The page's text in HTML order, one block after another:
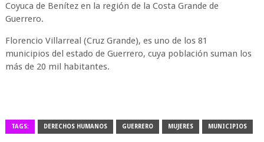
Coyuca de Benítez en la región de la Costa Grande de
Guerrero.
Florencio Villarreal (Cruz Grande), es uno de los 81
municipios del estado de Guerrero, cuya población suman los
más de 20 mil habitantes.
TAGS: DERECHOS HUMANOS GUERRERO MUJERES MUNICIPIOS